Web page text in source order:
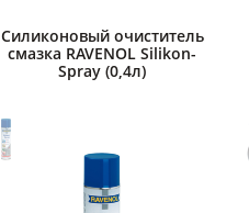
Силиконовый очиститель
смазка RAVENOL Silikon-
Spray (0,4л)